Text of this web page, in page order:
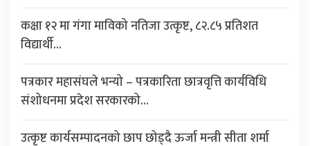
कक्षा १२ मा गंगा माविको नतिजा उत्कृष्ट, ८२.८५ प्रतिशत
विद्यार्थी…
पत्रकार महासंघले भन्यो – पत्रकारिता छात्रवृत्ति कार्यविधि
संशोधनमा प्रदेश सरकारको…
उत्कृष्ट कार्यसम्पादनको छाप छोड्दै ऊर्जा मन्त्री सीता शर्मा